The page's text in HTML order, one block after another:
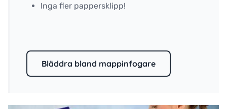
Inga fler pappersklipp!
Bläddra bland mappinfogare